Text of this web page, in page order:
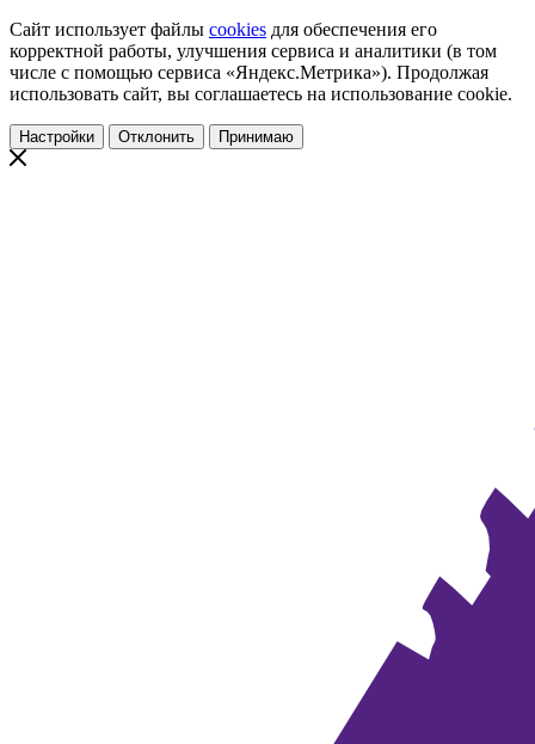
Сайт использует файлы cookies для обеспечения его
корректной работы, улучшения сервиса и аналитики (в том
числе с помощью сервиса «Яндекс.Метрика»). Продолжая
использовать сайт, вы соглашаетесь на использование cookie.
Настройки Отклонить Принимаю